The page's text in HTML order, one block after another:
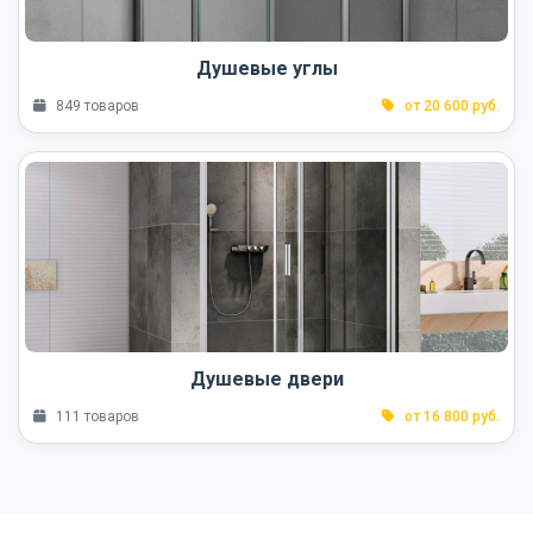
Душевые углы
849 товаров от 20 600 руб.
Душевые двери
111 товаров от 16 800 руб.